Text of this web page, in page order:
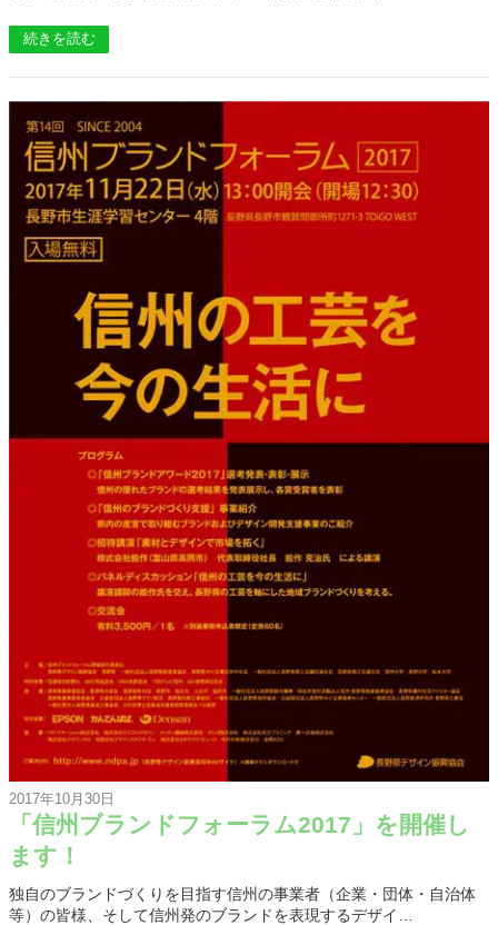
続きを読む
2017年10月30日
「信州ブランドフォーラム2017」を開催し
ます！
独自のブランドづくりを目指す信州の事業者（企業・団体・自治体
等）の皆様、そして信州発のブランドを表現するデザイ…